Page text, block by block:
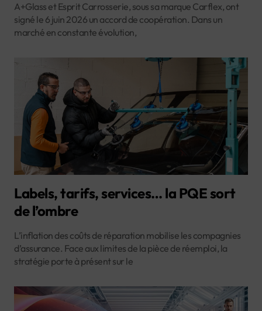
A+Glass et Esprit Carrosserie, sous sa marque Carflex, ont
signé le 6 juin 2026 un accord de coopération. Dans un
marché en constante évolution,
Labels, tarifs, services… la PQE sort
de l’ombre
L’inflation des coûts de réparation mobilise les compagnies
d’assurance. Face aux limites de la pièce de réemploi, la
stratégie porte à présent sur le